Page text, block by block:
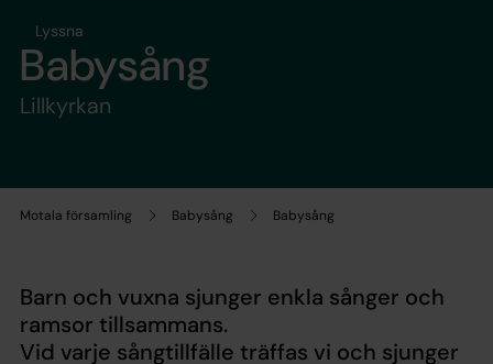
Motala församling Babysång Babysång
Lyssna
Babysång
Lillkyrkan
Barn och vuxna sjunger enkla sånger och
ramsor tillsammans.
Vid varje sångtillfälle träffas vi och sjunger